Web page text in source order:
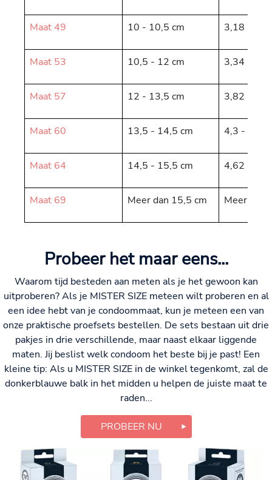
Maat 49 10 - 10,5 cm 3,18 -
Maat 53 10,5 - 12 cm 3,34 -
Maat 57 12 - 13,5 cm 3,82 - 4,3
Maat 60 13,5 - 14,5 cm 4,3 - 4,62
Maat 64 14,5 - 15,5 cm 4,62 -
Maat 69 Meer dan 15,5 cm Meer dan
Probeer het maar eens...
Waarom tijd besteden aan meten als je het gewoon kan
uitproberen? Als je MISTER SIZE meteen wilt proberen en al
een idee hebt van je condoommaat, kun je meteen een van
onze praktische proefsets bestellen. De sets bestaan uit drie
pakjes in drie verschillende, maar naast elkaar liggende
maten. Jij beslist welk condoom het beste bij je past! Een
kleine tip: Als u MISTER SIZE in de winkel tegenkomt, zal de
donkerblauwe balk in het midden u helpen de juiste maat te
raden...
PROBEER NU